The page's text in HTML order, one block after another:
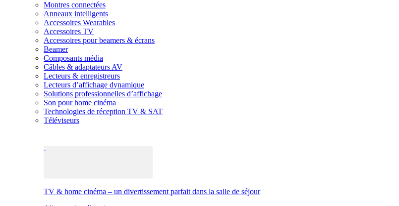
Montres connectées
Anneaux intelligents
Accessoires Wearables
Accessoires TV
Accessoires pour beamers & écrans
Beamer
Composants média
Câbles & adaptateurs AV
Lecteurs & enregistreurs
Lecteurs d’affichage dynamique
Solutions professionnelles d’affichage
Son pour home cinéma
Technologies de réception TV & SAT
Téléviseurs
TV & home cinéma – un divertissement parfait dans la salle de séjour